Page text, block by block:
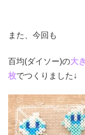
また、今回も
百均(ダイソー)の大
枚でつくりました↓